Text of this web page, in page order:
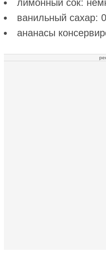
лимонный сок:
ванильный сахар:
ананасы